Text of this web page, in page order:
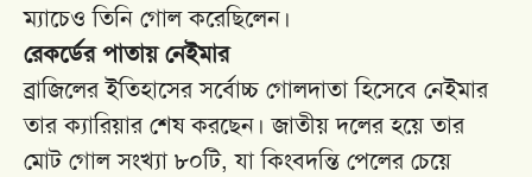
ম্যাচেও তিনি গোল করেছিলেন।
রেকর্ডের পাতায় নেইমার
ব্রাজিলের ইতিহাসের সর্বোচ্চ গোলদাতা হিসেবে নেইমার
তার ক্যারিয়ার শেষ করছেন। জাতীয় দলের হয়ে তার
মোট গোল সংখ্যা ৮০টি, যা কিংবদন্তি পেলের চেয়ে